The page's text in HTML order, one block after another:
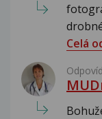
Celá